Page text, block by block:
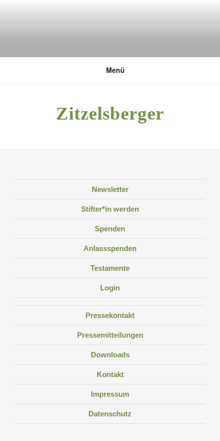
DEUTSCHE UMWELTSTIFTUNG
Menü
Zitzelsberger
Newsletter
Stifter*in werden
Spenden
Anlassspenden
Testamente
Login
Pressekontakt
Pressemitteilungen
Downloads
Kontakt
Impressum
Datenschutz